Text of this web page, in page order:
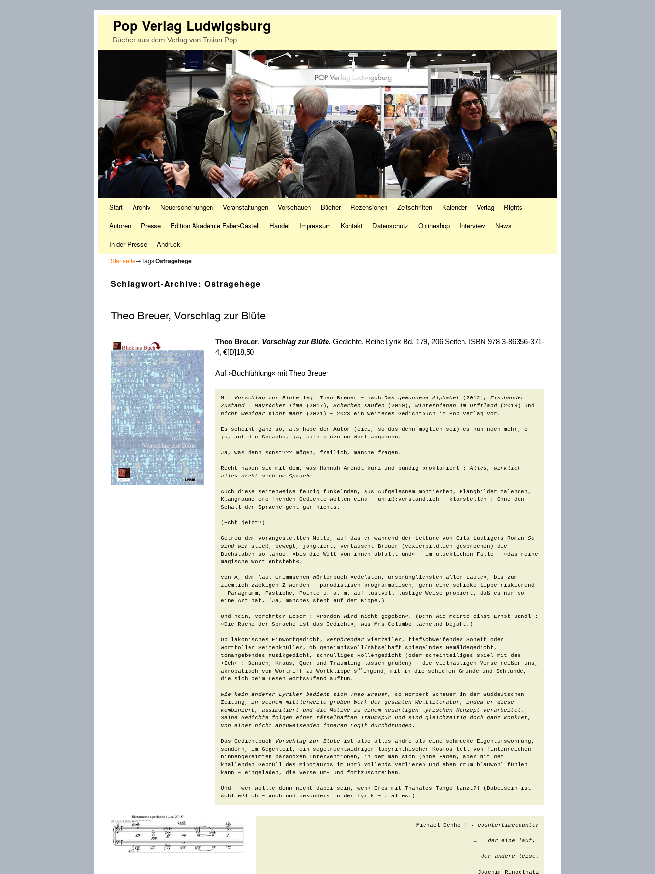
Pop Verlag Ludwigsburg
Bücher aus dem Verlag von Traian Pop
Start Archiv Neuerscheinungen Veranstaltungen Vorschauen Bücher Rezensionen Zeitschriften Kalender Verlag
Rights
Autoren
Presse Edition Akademie Faber-Castell Handel Impressum Kontakt Datenschutz Onlineshop Interview
News
In der Presse
Andruck
Startseite→TagsOstragehege
Schlagwort-Archive:Ostragehege
Theo Breuer, Vorschlag zur Blüte
Theo Breuer, Vorschlag zur Blüte. Gedichte, Reihe Lyrik Bd. 179, 206 Seiten, ISBN 978-3-86356-371-
4, €[D]18,50
Auf »Buchfühlung« mit Theo Breuer
Mit Vorschlag zur Blüte legt Theo Breuer – nach Das gewonnene Alphabet (2012), Zischender
Zustand ∙ Mayröcker Time (2017), Scherben saufen (2019), Winterbienen im Urftland
nicht weniger nicht mehr (2021) – 2023 ein weiteres Gedichtbuch im Pop Verlag vor.
Es scheint ganz so, als habe der Autor (eiei, so das denn möglich sei) es nun noch mehr, o
je, auf die Sprache, ja, aufs einzelne Wort abgesehn.
Ja, was denn sonst??? mögen, freilich, manche fragen.
Recht haben sie mit dem, was Hannah Arendt kurz und bündig proklamiert : Alles, wirklich
alles dreht sich um Sprache .
Auch diese seitenweise feurig funkelnden, aus Aufgelesnem montierten, Klangbilder malenden,
Klangräume eröffnenden Gedichte wollen eins – unmiß:verständlich – klarstellen : Ohne den
Schall der Sprache geht gar nichts.
(Echt jetzt?)
Getreu dem vorangestellten Motto, auf das er während der Lektüre von Gila Lustigers Roman So
sind wir stieß, bewegt, jongliert, vertauscht Breuer (vexierbildlich gesprochen) die
Buchstaben so lange, »bis die Welt von ihnen abfällt und« – im glücklichen Falle – »das reine
magische Wort entsteht«.
Von A, dem laut Grimmschem Wörterbuch »edelsten, ursprünglichsten aller Laute«, bis zum
ziemlich zackigen Z werden – parodistisch programmatisch, gern eine schicke Lippe riskierend
– Paragramm, Pastiche, Pointe u. a. m. auf lustvoll lustige Weise probiert, daß es nur so
eine Art hat. (Ja, manches steht auf der Kippe.)
Und nein, verehrter Leser : »Pardon wird nicht gegeben«. (Denn wie meinte einst Ernst Jandl :
»Die Rache der Sprache ist das Gedicht«, was Mrs Columbo lächelnd bejaht.)
Ob lakonisches Einwortgedicht, verpörender Vierzeiler, tiefschweifendes Sonett oder
worttoller Seitenknüller, ob geheimnisvoll/rätselhaft spiegelndes Gemäldegedicht,
tonangebendes Musikgedicht, schrulliges Rollengedicht (oder scheinteiliges Spiel mit dem
›Ich‹ : Bensch, Kraus, Quer und Träumling lassen grüßen) – die vielhäutigen Verse reißen uns,
akrobatisch von Wortriff zu Wortklippe springend, mit in die schiefen Gründe und Schlünde,
die sich beim Lesen wortsaufend auftun.
Wie kein anderer Lyriker bedient sich Theo Breuer, so Norbert Scheuer in der Süddeutschen
Zeitung,
in seinem mittlerweile großen Werk der gesamten Weltliteratur, indem er diese
kombiniert, assimiliert und die Motive zu einem neuartigen lyrischen Konzept verarbeitet.
Seine Gedichte folgen einer rätselhaften Traumspur und sind gleichzeitig doch ganz konkret,
von einer nicht abzuweisenden inneren Logik durchdrungen .
Das Gedichtbuch Vorschlag zur Blüte ist also alles andre als eine schmucke Eigentumswohnung,
sondern, im Gegenteil, ein segelrechtwidriger labyrinthischer Kosmos toll von fintenreichen
binnengereimten paradoxen Interventionen, in dem man sich (ohne Faden, aber mit dem
knallenden Gebrüll des Minotauros im Ohr) vollends verlieren und eben drum blauwohl fühlen
kann – eingeladen, die Verse um- und fortzuschreiben.
Und – wer wollte denn nicht dabei sein, wenn Eros mit Thanatos Tango tanzt?! (Dabeisein ist
schließlich – auch und besonders in der Lyrik – : alles.)
Michael Denhoff · countertimecounter
… – der eine laut,
der andere leise.
Joachim Ringelnatz